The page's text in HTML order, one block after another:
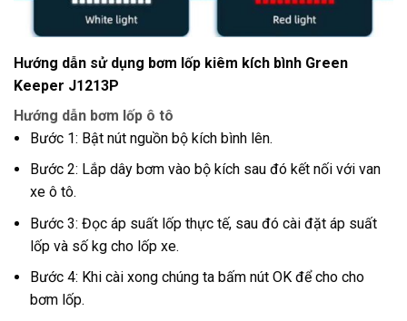
Hướng dẫn sử dụng bơm lốp kiêm kích bình Green
Keeper J1213P
Hướng dẫn bơm lốp ô tô
Bước 1: Bật nút nguồn bộ kích bình lên.
Bước 2: Lắp dây bơm vào bộ kích sau đó kết nối với van
xe ô tô.
Bước 3: Đọc áp suất lốp thực tế, sau đó cài đặt áp suất
lốp và số kg cho lốp xe.
Bước 4: Khi cài xong chúng ta bấm nút OK để cho cho
bơm lốp.